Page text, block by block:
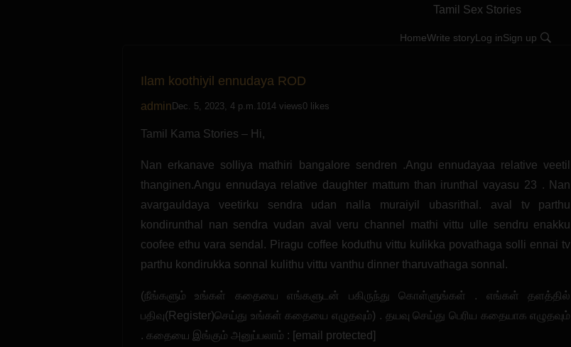
Tamil Sex Stories
HomeWrite storyLog inSign up
Ilam koothiyil ennudaya ROD
admin Dec. 5, 2023, 4 p.m. 1014 views0 likes
Tamil Kama Stories – Hi,
Nan erkanave solliya mathiri bangalore sendren .Angu ennudayaa relative veetil
thanginen.Angu ennudaya relative daughter mattum than irunthal vayasu 23 . Nan
avargauldaya veetirku sendra udan nalla muraiyil ubasrithal. aval tv parthu
kondirunthal nan sendra vudan aval veru channel mathi vittu ulle sendru enakku
coofee ethu vara sendal. Piragu coffee koduthu vittu kulikka povathaga solli ennai tv
parthu kondirukka sonnal kulithu vittu vanthu dinner tharuvathaga sonnal.
(நீங்களும் உங்கள் கதையை எங்களுடன் பகிருந்து கொள்ளுங்கள் . எங்கள் தளத்தில்
பதிவு(Register)செய்து உங்கள் கதையை எழுதவும்) . தயவு செய்து பெரிய கதையாக எழுதவும்
. கதையை இங்கும் அனுப்பலாம் : [email protected]